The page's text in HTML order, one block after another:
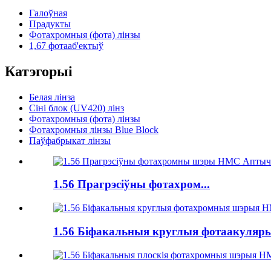
Галоўная
Прадукты
Фотахромныя (фота) лінзы
1,67 фотааб'ектыў
Катэгорыі
Белая лінза
Сіні блок (UV420) лінз
Фотахромныя (фота) лінзы
Фотахромныя лінзы Blue Block
Паўфабрыкат лінзы
1.56 Прагрэсіўны фотахром...
1.56 Біфакальныя круглыя